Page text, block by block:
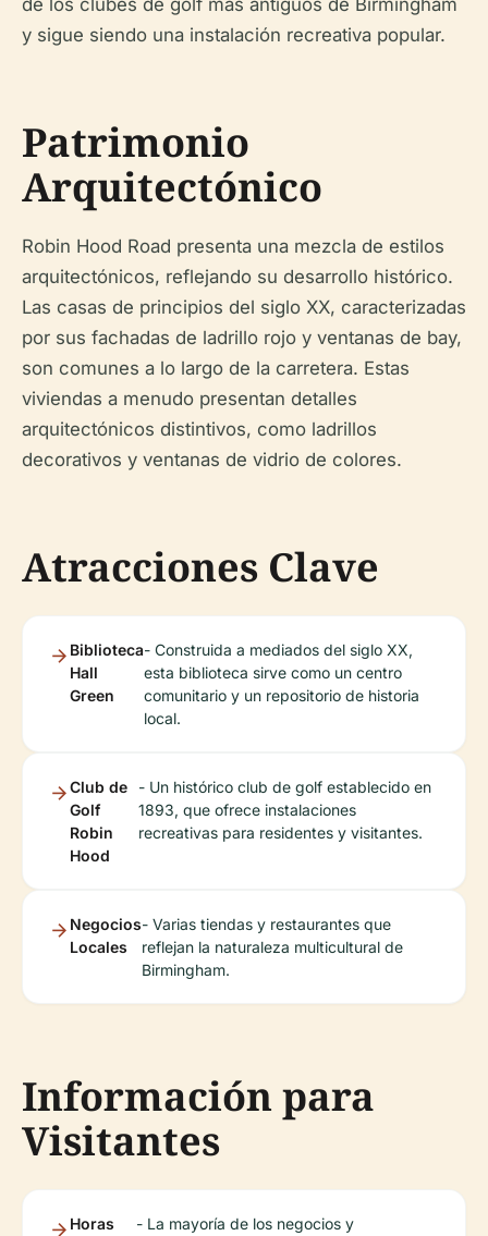
de los clubes de golf más antiguos de Birmingham
y sigue siendo una instalación recreativa popular.
Patrimonio
Arquitectónico
Robin Hood Road presenta una mezcla de estilos
arquitectónicos, reflejando su desarrollo histórico.
Las casas de principios del siglo XX, caracterizadas
por sus fachadas de ladrillo rojo y ventanas de bay,
son comunes a lo largo de la carretera. Estas
viviendas a menudo presentan detalles
arquitectónicos distintivos, como ladrillos
decorativos y ventanas de vidrio de colores.
Atracciones Clave
Biblioteca
Hall
Green
- Construida a mediados del siglo XX,
esta biblioteca sirve como un centro
comunitario y un repositorio de historia
local.
Club de
Golf
Robin
Hood
- Un histórico club de golf establecido en
1893, que ofrece instalaciones
recreativas para residentes y visitantes.
Negocios
Locales
- Varias tiendas y restaurantes que
reflejan la naturaleza multicultural de
Birmingham.
Información para
Visitantes
Horas
- La mayoría de los negocios y